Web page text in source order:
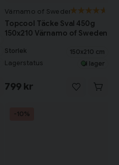
Värnamo of Sweden
Topcool Täcke Sval 450g
150x210 Värnamo of Sweden
Storlek 150x210 cm
Lagerstatus I lager
799 kr
-10%